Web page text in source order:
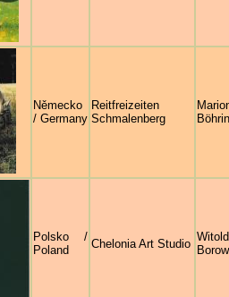
Německo
/ Germany
Reitfreizeiten
Schmalenberg
Polsko /
Poland
Chelonia Art Studio